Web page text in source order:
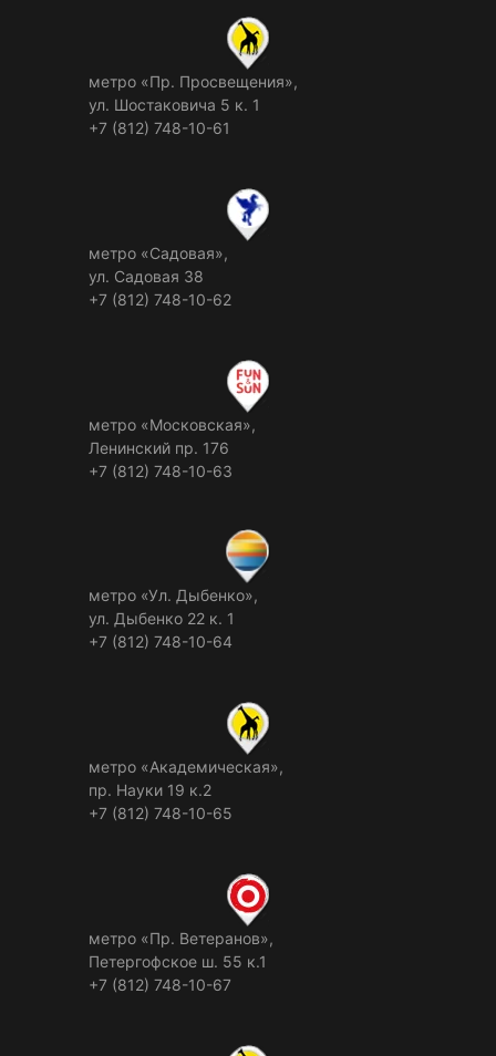
метро «Пр. Просвещения»,
ул. Шостаковича 5 к. 1
+7 (812) 748-10-61
метро «Садовая»,
ул. Садовая 38
+7 (812) 748-10-62
метро «Московская»,
Ленинский пр. 176
+7 (812) 748-10-63
метро «Ул. Дыбенко»,
ул. Дыбенко 22 к. 1
+7 (812) 748-10-64
метро «Академическая»,
пр. Науки 19 к.2
+7 (812) 748-10-65
метро «Пр. Ветеранов»,
Петергофское ш. 55 к.1
+7 (812) 748-10-67